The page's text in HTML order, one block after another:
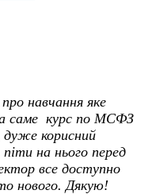
навчання яке
саме курс по МСФЗ
дуже корисний
на нього перед
все доступно
нового. Дякую!